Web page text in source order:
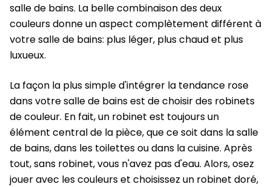
salle de bains. La belle combinaison des deux
couleurs donne un aspect complètement différent à
votre salle de bains: plus léger, plus chaud et plus
luxueux.
La façon la plus simple d'intégrer la tendance rose
dans votre salle de bains est de choisir des robinets
de couleur. En fait, un robinet est toujours un
élément central de la pièce, que ce soit dans la salle
de bains, dans les toilettes ou dans la cuisine. Après
tout, sans robinet, vous n'avez pas d'eau. Alors, osez
jouer avec les couleurs et choisissez un robinet doré,